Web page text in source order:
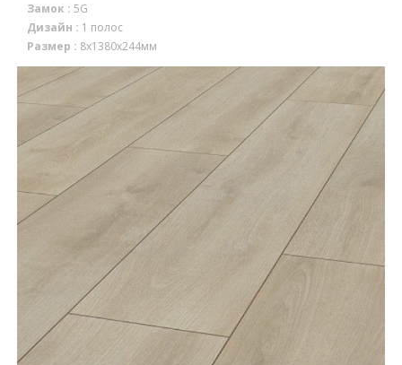
Замок : 5G
Дизайн : 1 полос
Размер : 8x1380x244мм